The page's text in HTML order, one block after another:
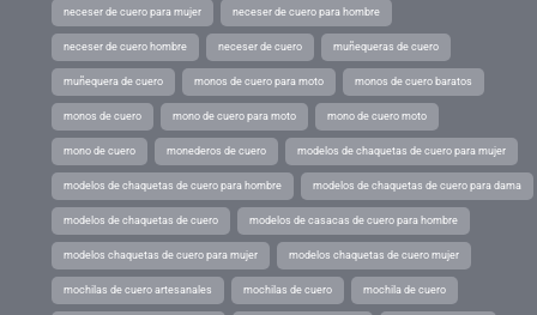
neceser de cuero para mujer neceser de cuero para hombre
neceser de cuero hombre neceser de cuero muñequeras de cuero
muñequera de cuero monos de cuero para moto monos de cuero baratos
monos de cuero mono de cuero para moto mono de cuero moto
mono de cuero monederos de cuero modelos de chaquetas de cuero para mujer
modelos de chaquetas de cuero para hombre modelos de chaquetas de cuero para dama
modelos de chaquetas de cuero modelos de casacas de cuero para hombre
modelos chaquetas de cuero para mujer modelos chaquetas de cuero mujer
mochilas de cuero artesanales mochilas de cuero mochila de cuero